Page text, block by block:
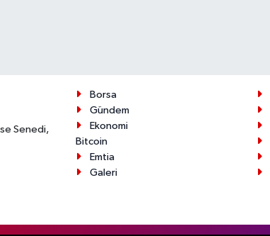
Senedi,
Borsa
Gündem
Ekonomi
Bitcoin
Emtia
Galeri